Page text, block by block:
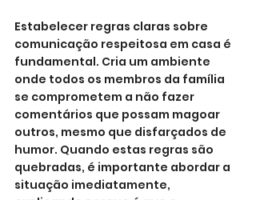
Estabelecer regras claras sobre
comunicação respeitosa em casa é
fundamental. Cria um ambiente
onde todos os membros da família
se comprometem a não fazer
comentários que possam magoar
outros, mesmo que disfarçados de
humor. Quando estas regras são
quebradas, é importante abordar a
situação imediatamente,